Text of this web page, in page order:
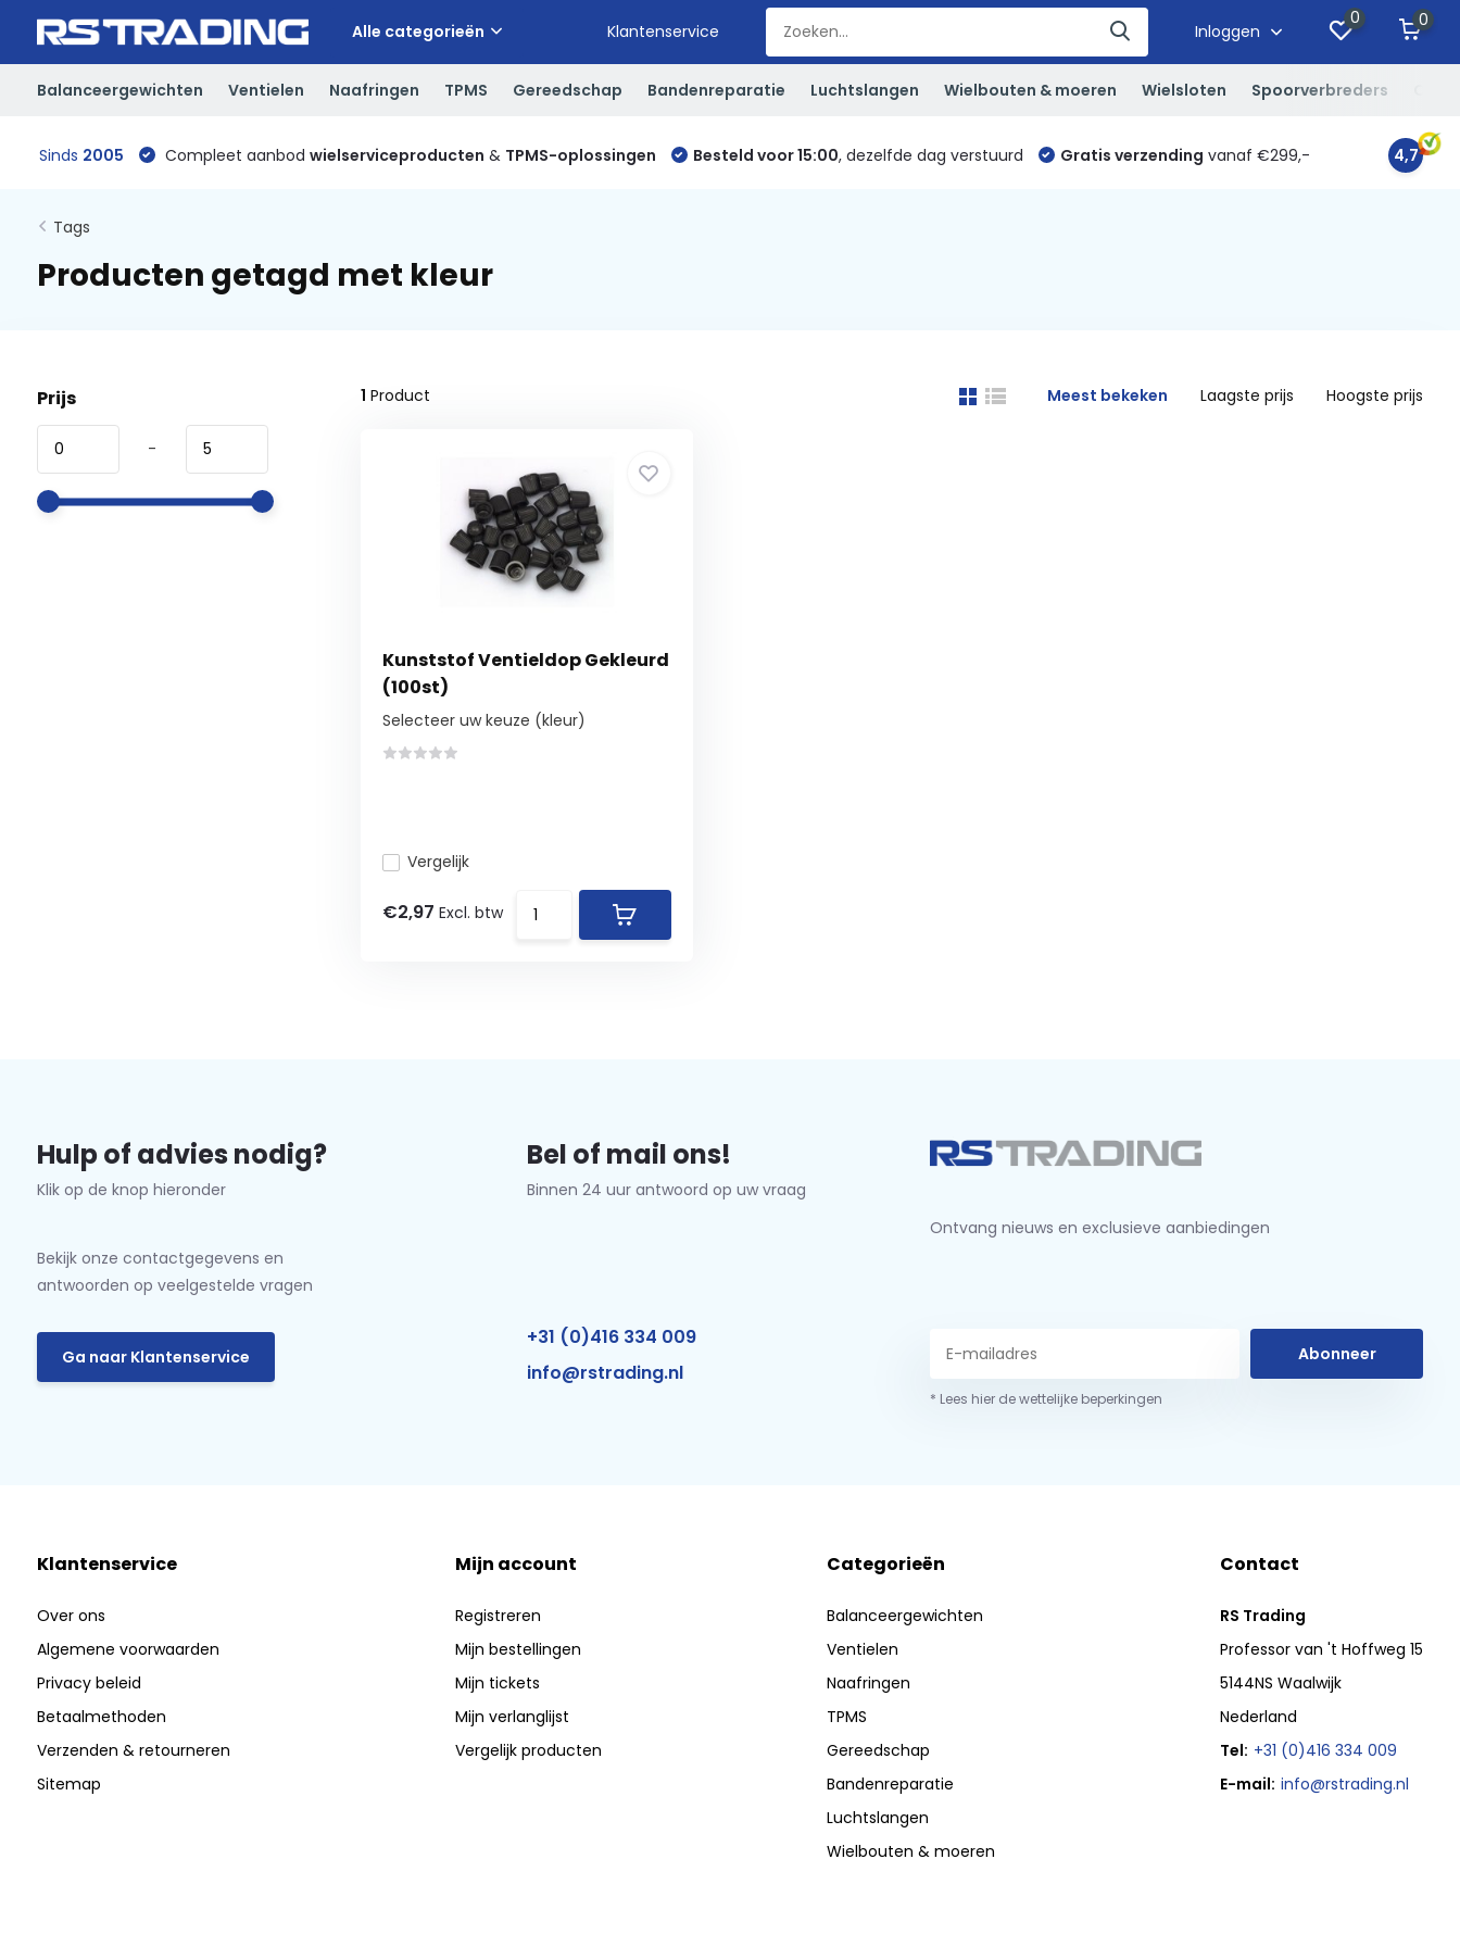
Alle categorieën Klantenservice Inloggen
0 0
Balanceergewichten Ventielen Naafringen TPMS Gereedschap Bandenreparatie Luchtslangen Wielbouten & moeren Wielsloten Spoorverbreders
Sinds 2005 Compleet aanbod wielserviceproducten & TPMS-oplossingen Besteld voor 15:00, dezelfde dag verstuurd Gratis verzending vanaf €299,- 4,7
Tags
Producten getagd met kleur
Prijs
-
1 Product Meest bekeken Laagste prijs Hoogste prijs
Kunststof Ventieldop Gekleurd
(100st)
Selecteer uw keuze (kleur)
Vergelijk
€2,97 Excl. btw
Hulp of advies nodig?
Klik op de knop hieronder
Bekijk onze contactgegevens en
antwoorden op veelgestelde vragen
Ga naar Klantenservice
Bel of mail ons!
Binnen 24 uur antwoord op uw vraag
+31 (0)416 334 009
info@rstrading.nl
Ontvang nieuws en exclusieve aanbiedingen
Abonneer
* Lees hier de wettelijke beperkingen
Klantenservice
Over ons
Algemene voorwaarden
Privacy beleid
Betaalmethoden
Verzenden & retourneren
Sitemap
Mijn account
Registreren
Mijn bestellingen
Mijn tickets
Mijn verlanglijst
Vergelijk producten
Categorieën
Balanceergewichten
Ventielen
Naafringen
TPMS
Gereedschap
Bandenreparatie
Luchtslangen
Wielbouten & moeren
Contact
RS Trading
Professor van 't Hoffweg 15
5144NS Waalwijk
Nederland
Tel: +31 (0)416 334 009
E-mail: info@rstrading.nl